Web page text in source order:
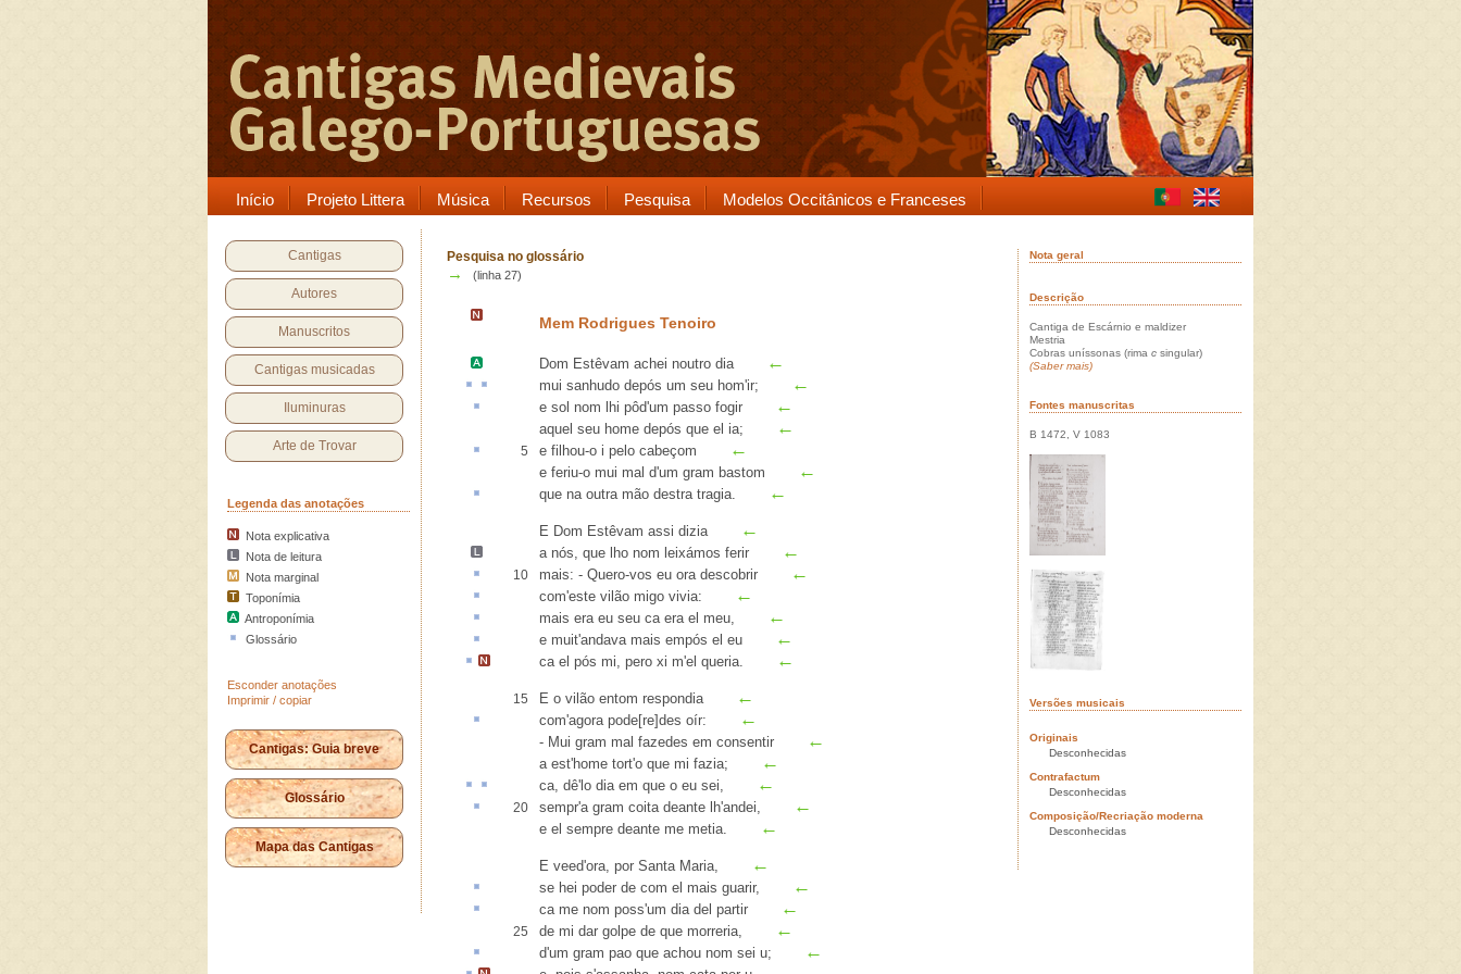
Início Projeto Littera Música Recursos Pesquisa Modelos Occitânicos e Franceses
Cantigas
Autores
Manuscritos
Cantigas musicadas
Iluminuras
Arte de Trovar
Legenda das anotações
Nota explicativa
Nota de leitura
Nota marginal
Toponímia
Antroponímia
Glossário
Esconder anotações
Imprimir / copiar
Cantigas: Guia breve
Glossário
Mapa das Cantigas
Pesquisa no glossário
→ (linha 27)
Mem Rodrigues Tenoiro
Dom Estêvam achei noutro dia←
mui sanhudo depós um seu hom'ir; ←
e sol nom lhi pôd'um passo fogir ←
aquel seu home depós que el ia; ←
5 e filhou-o i pelo cabeçom ←
e feriu-o mui mal d'um gram bastom ←
que na outra mão destratragia. ←
E Dom Estêvam assi dizia←
a nós, que lho nom leixámos ferir ←
10 mais: - Quero-vos eu ora descobrir ←
com'este vilão migo vivia: ←
mais era eu seu caera el meu, ←
e muit'andava mais empós el eu ←
ca el pós mi, pero xi m'el queria. ←
15 E o vilão entom respondia←
com'agora pode[re]des oír: ←
- Mui gram mal fazedes em consentir ←
a est'home tort'o que mi fazia; ←
ca, dê'lo dia em que o eu sei, ←
20 sempr'a gram coitadeante lh'andei, ←
e el sempre deante me metia. ←
E veed'ora, por Santa Maria, ←
se hei poder de com el mais guarir, ←
ca me nom poss'um dia del partir ←
25 de mi dar golpe de que morreria, ←
d'um gram pao que achou nom sei u; ←
Nota geral
Descrição
Cantiga de Escárnio e maldizer
Mestria
Cobras uníssonas (rima c singular)
(Saber mais)
Fontes manuscritas
B 1472, V 1083
Versões musicais
Originais
Desconhecidas
Contrafactum
Desconhecidas
Composição/Recriação moderna
Desconhecidas